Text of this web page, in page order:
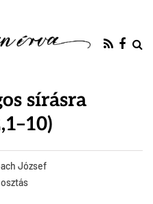
sírásra
József